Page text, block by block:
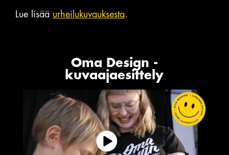
Lue lisää urheilukuvauksesta
Oma Design -
kuvaajaesittely